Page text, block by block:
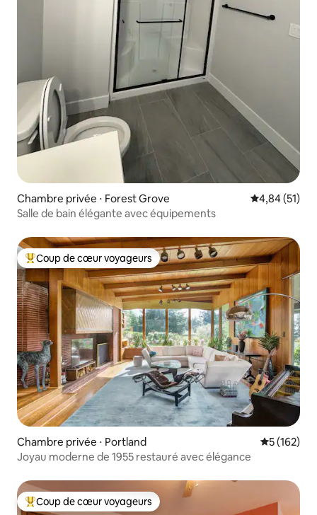
Chambre privée ⋅ Forest Grove Évaluation
4,84 (51)
Salle de bain élégante avec équipements
Coups de cœur voyageurs les plus appréciés
Coup de cœur voyageurs
Chambre privée ⋅ Portland Évaluation
5 (162)
Joyau moderne de 1955 restauré avec élégance
Coups de cœur voyageurs les plus appréciés
Coup de cœur voyageurs